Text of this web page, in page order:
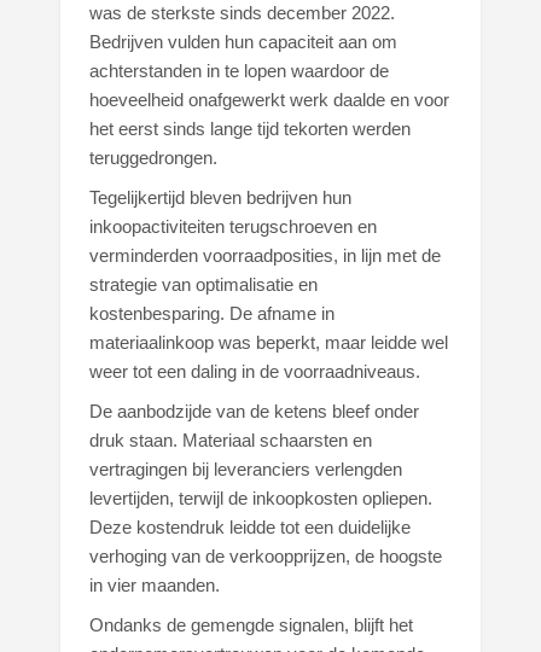
was de sterkste sinds december 2022.
Bedrijven vulden hun capaciteit aan om
achterstanden in te lopen waardoor de
hoeveelheid onafgewerkt werk daalde en voor
het eerst sinds lange tijd tekorten werden
teruggedrongen.
Tegelijkertijd bleven bedrijven hun
inkoopactiviteiten terugschroeven en
verminderden voorraadposities, in lijn met de
strategie van optimalisatie en
kostenbesparing. De afname in
materiaalinkoop was beperkt, maar leidde wel
weer tot een daling in de voorraadniveaus.
De aanbodzijde van de ketens bleef onder
druk staan. Materiaal schaarsten en
vertragingen bij leveranciers verlengden
levertijden, terwijl de inkoopkosten opliepen.
Deze kostendruk leidde tot een duidelijke
verhoging van de verkoopprijzen, de hoogste
in vier maanden.
Ondanks de gemengde signalen, blijft het